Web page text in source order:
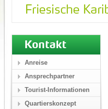
Kontakt
Anreise
Ansprechpartner
Tourist-Informationen
Quartierskonzept